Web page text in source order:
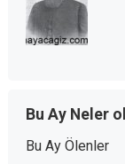
Bu Ay Neler
Bu Ay Ölenler